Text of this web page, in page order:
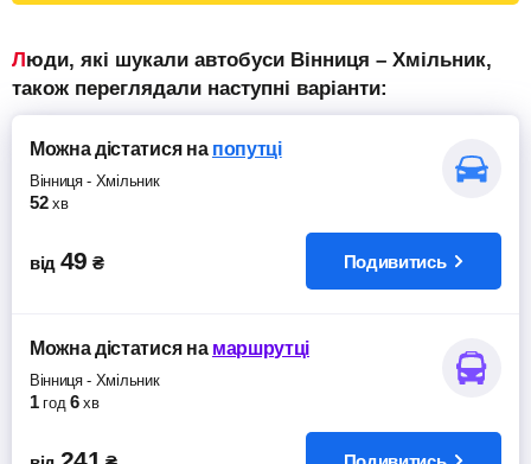
Люди, які шукали автобуси Вінниця – Хмільник,
також переглядали наступні варіанти:
Можна дістатисяна попутці
Вінниця- Хмільник
52 хв
від 49 ₴ Подивитись
Можна дістатисяна маршрутці
Вінниця- Хмільник
1 год 6 хв